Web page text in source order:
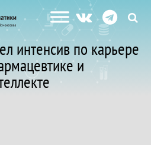
интенсив по карьере
и